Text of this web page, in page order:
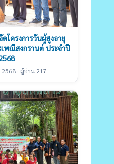
โครงการวันผู้สูงอายุ
พณีสงกรานต์ ประจำปี
2568 · ผู้อ่าน 217